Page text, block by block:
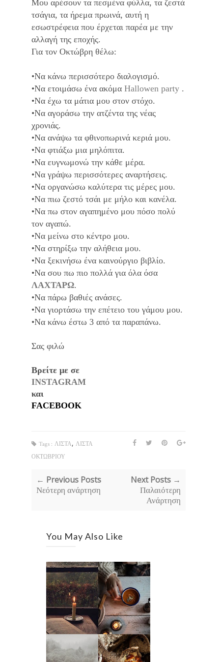
Μου αρέσουν τα πεσμένα φύλλα, τα ζεστά
τσάγια, τα ήρεμα πρωινά, αυτή η
εσωστρέφεια που έρχεται παρέα με την
αλλαγή της εποχής.
Για τον Οκτώβρη θέλω:
•Να κάνω περισσότερο διαλογισμό.
•Να ετοιμάσω ένα ακόμα Hallowen party .
•Να έχω τα μάτια μου στον στόχο.
•Να αγοράσω την ατζέντα της νέας
χρονιάς.
•Να ανάψω τα φθινοπωρινά κεριά μου.
•Να φτιάξω μια μηλόπιτα.
•Να ευγνωμονώ την κάθε μέρα.
•Να γράψω περισσότερες αναρτήσεις.
•Να οργανώσω καλύτερα τις μέρες μου.
•Να πιω ζεστό τσάι με μήλο και κανέλα.
•Να πω στον αγαπημένο μου πόσο πολύ
τον αγαπώ.
•Να μείνω στο κέντρο μου.
•Να στηρίξω την αλήθεια μου.
•Να ξεκινήσω ένα καινούργιο βιβλίο.
•Να σου πω πιο πολλά για όλα όσα
ΛΑΧΤΑΡΩ.
•Να πάρω βαθιές ανάσες.
•Να γιορτάσω την επέτειο του γάμου μου.
•Να κάνω έστω 3 από τα παραπάνω.
Σας φιλώ
Βρείτε με σε
INSTAGRAM
και
FACEBOOK
Tags : ΛΙΣΤΑ, ΛΙΣΤΑ
ΟΚΤΩΒΡΙΟΥ
← Previous Posts
Νεότερη ανάρτηση
Next Posts →
Παλαιότερη
Ανάρτηση
You May Also Like